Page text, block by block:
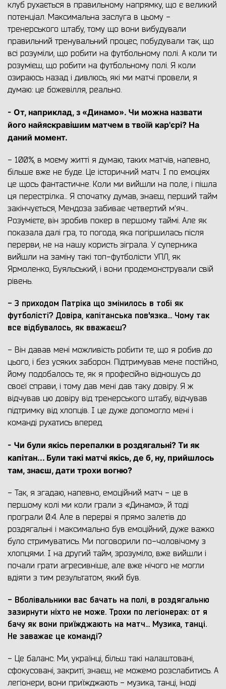
клуб рухається в правильному напрямку, що є великий
потенціал. Максимальна заслуга в цьому -
тренерського штабу, тому що вони вибудували
правильний тренувальний процес, побудували так, що
всі розуміли, що робити на футбольному полі. А коли ти
розумієш, що робити на футбольному полі. Я коли
озираюсь назад і дивлюсь, які ми матчі провели, я
думаю: це божевілля, реально.
- От, наприклад, з «Динамо». Чи можна назвати
його найяскравішим матчем в твоїй кар'єрі? На
даний момент.
- 100%, в моєму житті я думаю, таких матчів, напевно,
більше вже не буде. Це історичний матч. І по емоціях
це щось фантастичне. Коли ми вийшли на поле, і пішла
ця перестрілка... Я спочатку думав, знаєш, перший тайм
закінчується, Мендоза забиває четвертий м'яч...
Розумієте, він зробив покер в першому таймі. Але як
показала далі гра, то погода, яка погіршилась після
перерви, не на нашу користь зіграла. У суперника
вийшли на заміну такі топ-футболісти УПЛ, як
Ярмоленко, Буяльський, і вони продемонстрували свій
рівень.
- З приходом Патріка що змінилось в тобі як
футболісті? Довіра, капітанська пов'язка... Чому так
все відбувалось, як вважаєш?
- Він давав мені можливість робити те, що я робив до
цього, і без усяких заборон. Підтримував мене постійно,
йому подобалось те, як я професійно відношусь до
своєї справи, і тому дав мені дав таку довіру. Я ж
відчував цю довіру від тренерського штабу, відчував
підтримку від хлопців. І це дуже допомогло мені і
команді рухатись вперед.
- Чи були якісь перепалки в роздягальні? Ти як
капітан... Були такі матчі якісь, де б, ну, прийшлось
там, знаєш, дати трохи вогню?
- Так, я згадаю, напевно, емоційний матч - це в
першому колі ми коли грали з «Динамо», й тоді
програли 0:4. Але в перерві я прямо залетів до
роздягальні і максимально був емоційний, дуже важко
було стримуватись. Ми поговорили по-чоловічому з
хлопцями. І на другий тайм, зрозуміло, вже вийшли і
почали грати агресивніше, але вже нічого не могли
вдіяти з тим результатом, який був.
- Вболівальники вас бачать на полі, в роздягальню
зазирнути ніхто не може. Трохи по легіонерах: от я
бачу як вони приїжджають на матч... Музика, танці.
Не заважає це команді?
- Це баланс. Ми, українці, більш такі налаштовані,
сфокусовані, закриті, знаєш, не можемо розслабитись. А
легіонери, вони приїжджають - музика, танці, іноді